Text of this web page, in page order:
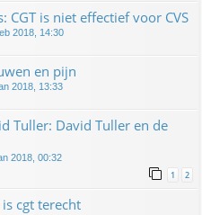
CGT is niet effectief voor CVS
2018, 14:30
en pijn
2018, 13:33
Tuller: David Tuller en de
2018, 00:32
1 2
cgt terecht